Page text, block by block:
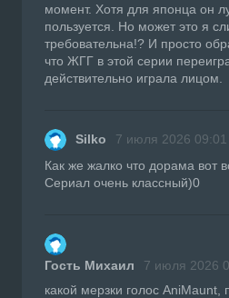
момент. Хотя для японца он
пользуется. Но может это я
требовательна!? И просто
что ЖГГ в этой серии
действительно играла лицом.
Silko 7 июля 2026 09:01
Как же жалко что дорама вот
Сериал очень классный)0
Гость Михаил 7 июля 2026
какой мерзки голос AniMaunt,